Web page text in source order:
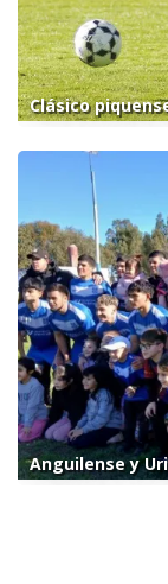
Clásico
Anguilense y